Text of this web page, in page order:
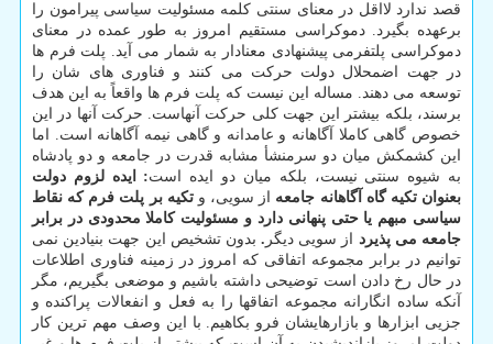
قصد ندارد لااقل در معنای سنتی کلمه مسئولیت سیاسی پیرامون را
برعهده بگیرد. دموکراسی مستقیم امروز به طور عمده در معنای
دموکراسی پلتفرمی پیشنهادی معنادار به شمار می آید. پلت فرم ها
در جهت اضمحلال دولت حرکت می کنند و فناوری های شان را
توسعه می دهند. مساله این نیست که پلت فرم ها واقعاً به این هدف
برسند، بلکه بیشتر این جهت کلی حرکت آنهاست. حرکت آنها در این
خصوص گاهی کاملا آگاهانه و عامدانه و گاهی نیمه آگاهانه است. اما
این کشمکش میان دو سرمنشأ مشابه قدرت در جامعه و دو پادشاه
به شیوه سنتی نیست، بلکه میان دو ایده است: ایده لزوم دولت
بعنوان تکیه گاه آگاهانه جامعه
از سویی، و تکیه بر پلت فرم که نقاط
سیاسی مبهم یا حتی پنهانی دارد و مسئولیت کاملا محدودی در برابر
جامعه می پذیرد
از سویی دیگر . بدون تشخیص این جهت بنیادین نمی
توانیم در برابر مجموعه اتفاقی که امروز در زمینه فناوری اطلاعات
در حال رخ دادن است توضیحی داشته باشیم و موضعی بگیریم، مگر
آنکه ساده انگارانه مجموعه اتفاقها را به فعل و انفعالات پراکنده و
جزیی ابزارها و بازارهایشان فرو بکاهیم. با این وصف مهم ترین کار